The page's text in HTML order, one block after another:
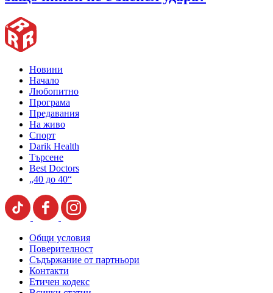
Новини
Начало
Любопитно
Програма
Предавания
На живо
Спорт
Darik Health
Търсене
Best Doctors
„40 до 40“
Общи условия
Поверителност
Съдържание от партньори
Контакти
Етичен кодекс